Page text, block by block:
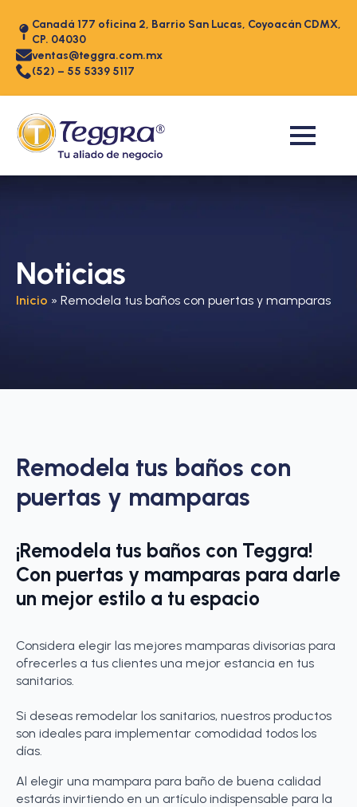
Canadá 177 oficina 2, Barrio San Lucas, Coyoacán CDMX,
CP. 04030
ventas@teggra.com.mx
(52) – 55 5339 5117
Noticias
Inicio » Remodela tus baños con puertas y mamparas
Remodela tus baños con
puertas y mamparas
¡Remodela tus baños con Teggra!
Con puertas y mamparas para darle
un mejor estilo a tu espacio
Considera elegir las mejores mamparas divisorias para
ofrecerles a tus clientes una mejor estancia en tus
sanitarios.
Si deseas remodelar los sanitarios, nuestros productos
son ideales para implementar comodidad todos los
días.
Al elegir una mampara para baño de buena calidad
estarás invirtiendo en un artículo indispensable para la